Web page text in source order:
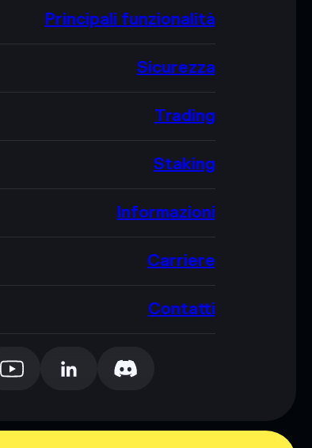
Principali funzionalità
Sicurezza
Trading
Staking
Informazioni
Carriere
Contatti